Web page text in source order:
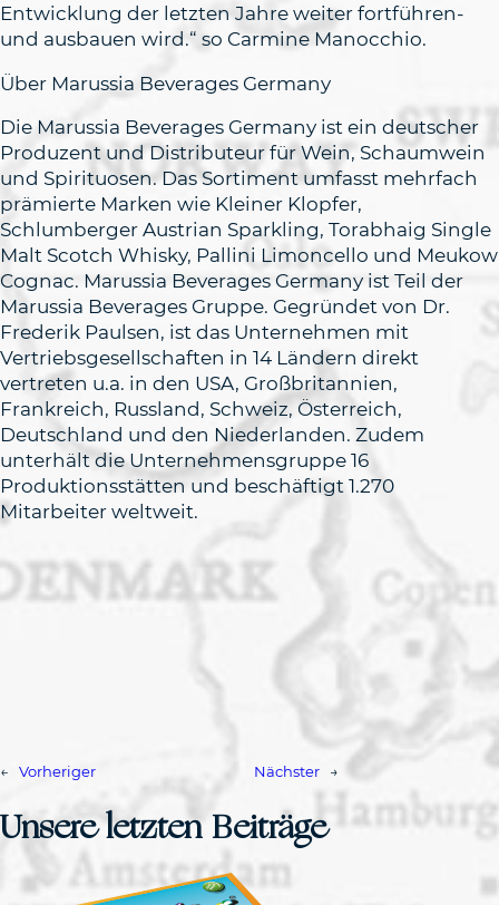
Entwicklung der letzten Jahre weiter fortführen-
und ausbauen wird.“ so Carmine Manocchio.
Über Marussia Beverages Germany
Die Marussia Beverages Germany ist ein deutscher
Produzent und Distributeur für Wein, Schaumwein
und Spirituosen. Das Sortiment umfasst mehrfach
prämierte Marken wie Kleiner Klopfer,
Schlumberger Austrian Sparkling, Torabhaig Single
Malt Scotch Whisky, Pallini Limoncello und Meukow
Cognac. Marussia Beverages Germany ist Teil der
Marussia Beverages Gruppe. Gegründet von Dr.
Frederik Paulsen, ist das Unternehmen mit
Vertriebsgesellschaften in 14 Ländern direkt
vertreten u.a. in den USA, Großbritannien,
Frankreich, Russland, Schweiz, Österreich,
Deutschland und den Niederlanden. Zudem
unterhält die Unternehmensgruppe 16
Produktionsstätten und beschäftigt 1.270
Mitarbeiter weltweit.
← Vorheriger Nächster →
Unsere letzten Beiträge